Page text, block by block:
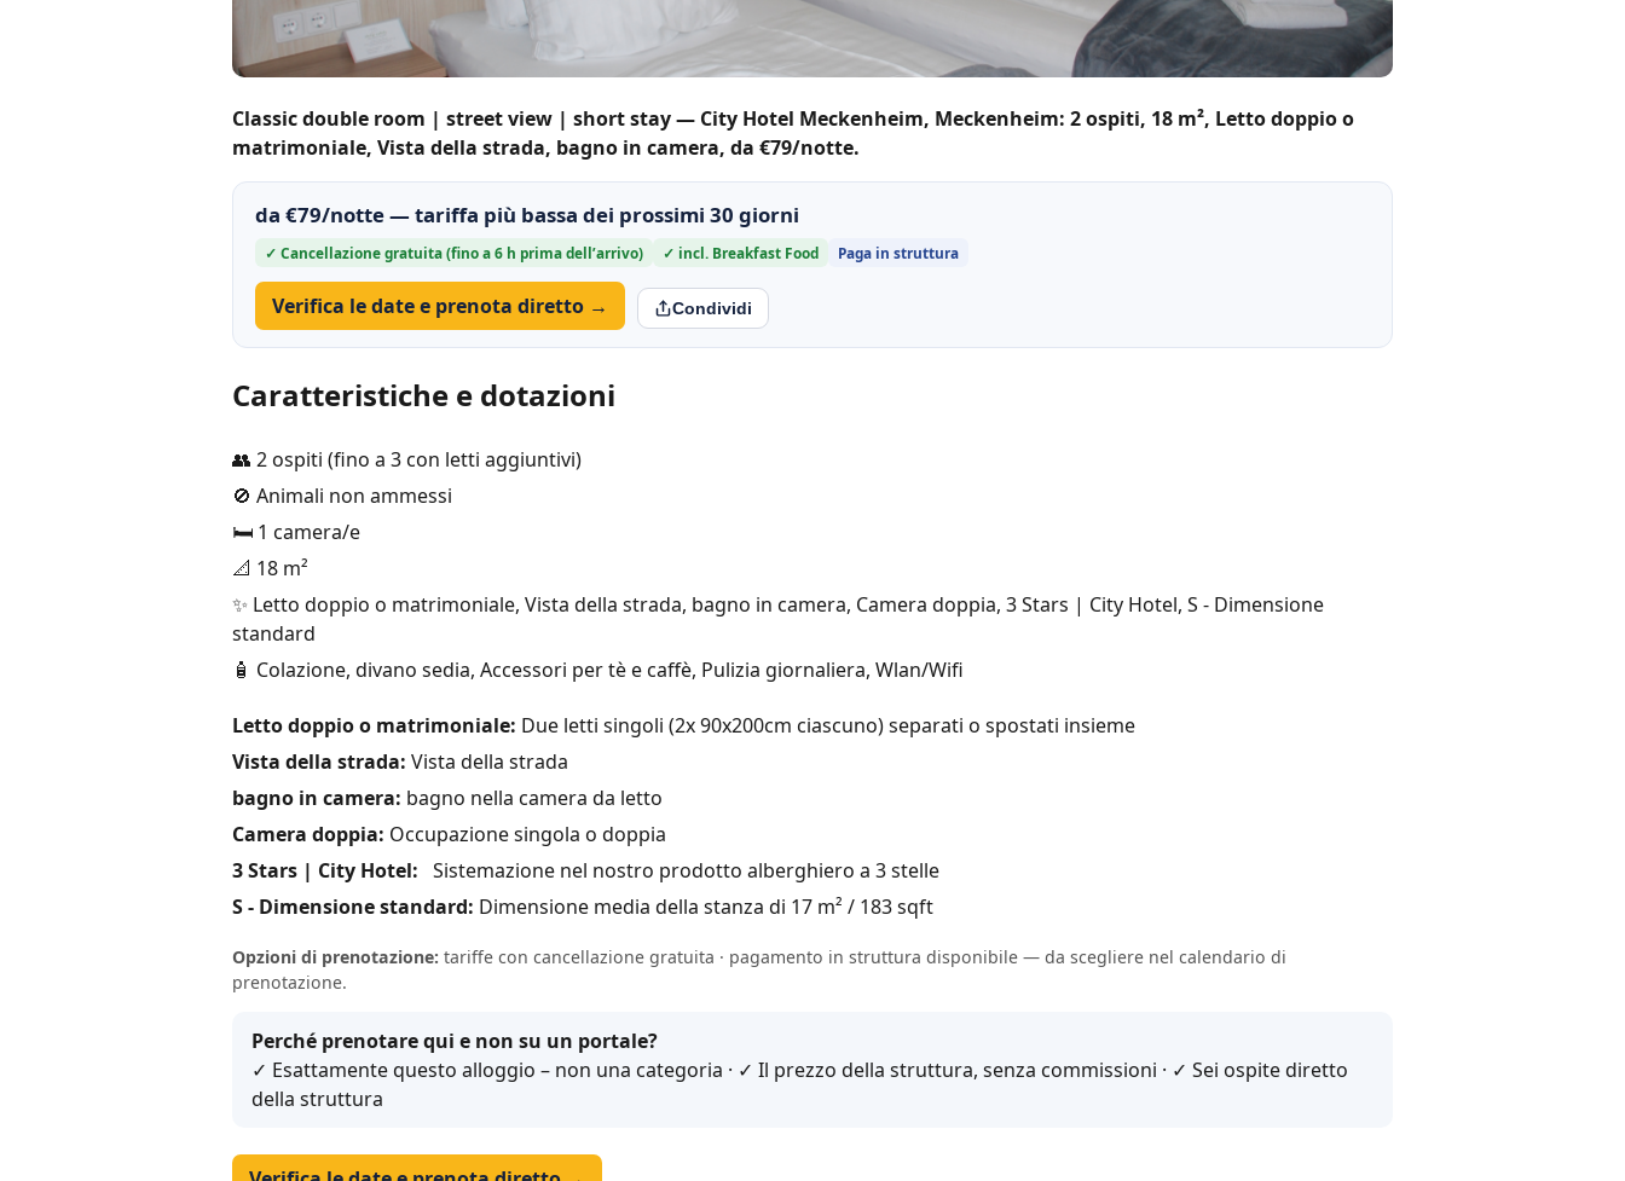
Classic double room | street view | short stay — City Hotel Meckenheim, Meckenheim: 2 ospiti, 18 m², Letto doppio o
matrimoniale, Vista della strada, bagno in camera, da €79/notte.
da €79/notte — tariffa più bassa dei prossimi 30 giorni
✓ Cancellazione gratuita (fino a 6 h prima dell’arrivo) ✓ incl. Breakfast Food Paga in struttura
Verifica le date e prenota diretto → Condividi
Caratteristiche e dotazioni
👥 2 ospiti (fino a 3 con letti aggiuntivi)
🚫 Animali non ammessi
🛏️ 1 camera/e
📐 18 m²
✨ Letto doppio o matrimoniale, Vista della strada, bagno in camera, Camera doppia, 3 Stars | City Hotel, S - Dimensione
standard
🧴 Colazione, divano sedia, Accessori per tè e caffè, Pulizia giornaliera, Wlan/Wifi
Letto doppio o matrimoniale: Due letti singoli (2x 90x200cm ciascuno) separati o spostati insieme
Vista della strada: Vista della strada
bagno in camera: bagno nella camera da letto
Camera doppia: Occupazione singola o doppia
3 Stars | City Hotel: Sistemazione nel nostro prodotto alberghiero a 3 stelle
S - Dimensione standard: Dimensione media della stanza di 17 m² / 183 sqft
Opzioni di prenotazione: tariffe con cancellazione gratuita · pagamento in struttura disponibile — da scegliere nel calendario di
prenotazione.
Perché prenotare qui e non su un portale?
✓ Esattamente questo alloggio – non una categoria · ✓ Il prezzo della struttura, senza commissioni · ✓ Sei ospite diretto
della struttura